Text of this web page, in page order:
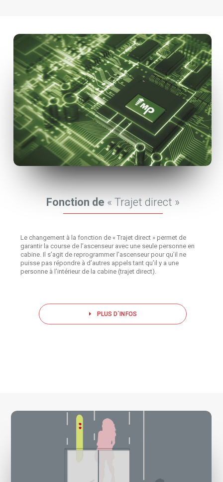
Fonction de « Trajet direct »
Le changement à la fonction de « Trajet direct » permet de
garantir la course de l’ascenseur avec une seule personne en
cabine. Il s’agit de reprogrammer l’ascenseur pour qu’il ne
puisse pas répondre à d’autres appels tant qu’il y a une
personne à l’intérieur de la cabine (trajet direct).
PLUS D´INFOS